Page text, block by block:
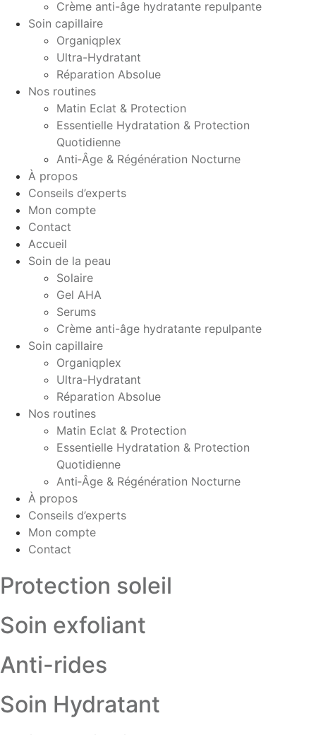
Crème anti-âge hydratante repulpante
Soin capillaire
Organiqplex
Ultra-Hydratant
Réparation Absolue
Nos routines
Matin Eclat & Protection
Essentielle Hydratation & Protection
Quotidienne
Anti‑Âge & Régénération Nocturne
À propos
Conseils d’experts
Mon compte
Contact
Accueil
Soin de la peau
Solaire
Gel AHA
Serums
Crème anti-âge hydratante repulpante
Soin capillaire
Organiqplex
Ultra-Hydratant
Réparation Absolue
Nos routines
Matin Eclat & Protection
Essentielle Hydratation & Protection
Quotidienne
Anti‑Âge & Régénération Nocturne
À propos
Conseils d’experts
Mon compte
Contact
Protection soleil
Soin exfoliant
Anti-rides
Soin Hydratant